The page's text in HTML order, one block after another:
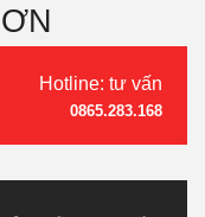
Hotline: tư vấn
0865.283.168